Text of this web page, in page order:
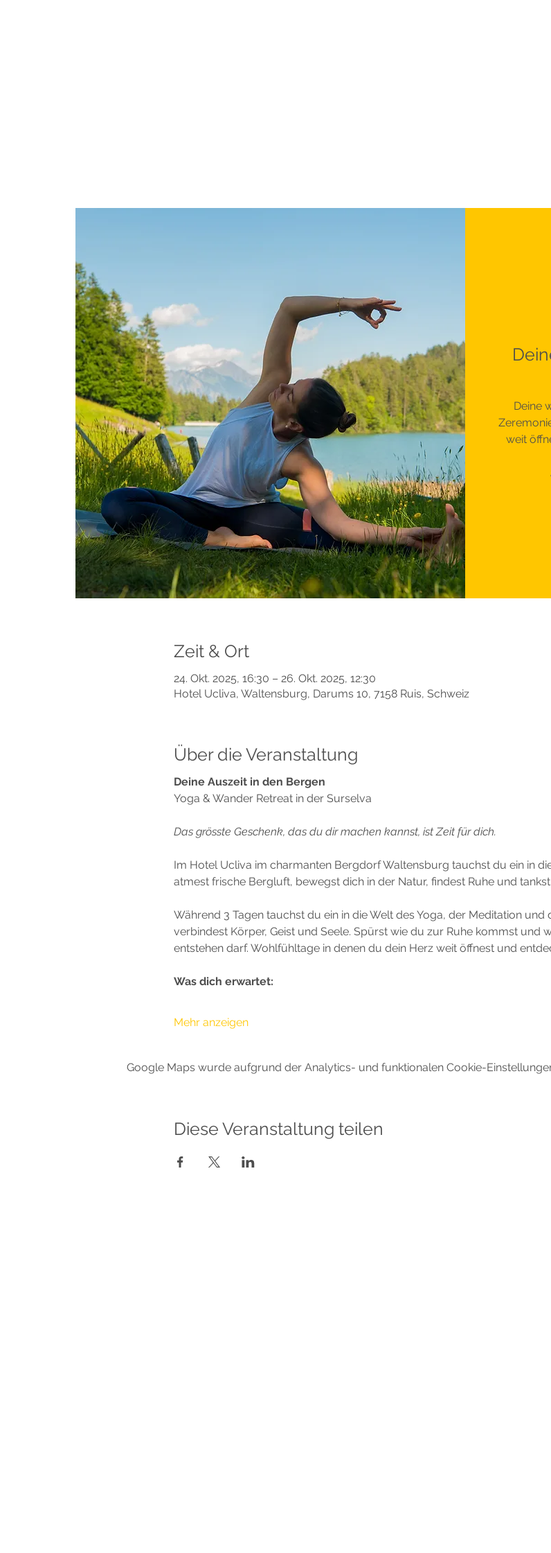
Deine
weit
Zeit & Ort
24. Okt. 2025, 16:30 – 26. Okt. 2025, 12:30
Hotel Ucliva, Waltensburg, Darums 10, 7158 Ruis, Schweiz
Über die Veranstaltung
Deine Auszeit in den Bergen
Yoga & Wander Retreat in der Surselva
Das grösste Geschenk, das du dir machen kannst, ist Zeit für dich.
Im Hotel Ucliva im charmanten Bergdorf Waltensburg tauchst du ein in
atmest frische Bergluft, bewegst dich in der Natur, findest Ruhe und
Während 3 Tagen tauchst du ein in die Welt des Yoga, der Meditation und
verbindest Körper, Geist und Seele. Spürst wie du zur Ruhe kommst und
entstehen darf. Wohlfühltage in denen du dein Herz weit öffnest und
Was dich erwartet:
Mehr anzeigen
Google Maps wurde aufgrund der Analytics- und funktionalen Cookie-
Diese Veranstaltung teilen